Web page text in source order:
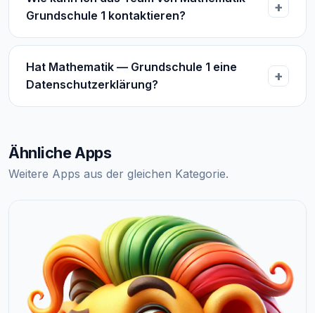
Grundschule 1 kontaktieren?
Hat Mathematik — Grundschule 1 eine
Datenschutzerklärung?
Ähnliche Apps
Weitere Apps aus der gleichen Kategorie.